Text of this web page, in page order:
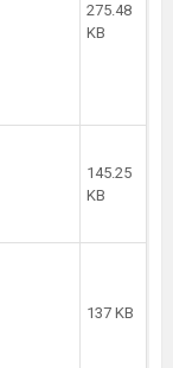
275.48
KB
145.25
KB
137 KB